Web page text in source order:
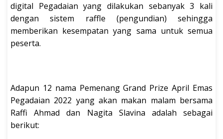
digital Pegadaian yang dilakukan sebanyak 3 kali
dengan sistem raffle (pengundian) sehingga
memberikan kesempatan yang sama untuk semua
peserta.
Adapun 12 nama Pemenang Grand Prize April Emas
Pegadaian 2022 yang akan makan malam bersama
Raffi Ahmad dan Nagita Slavina adalah sebagai
berikut: